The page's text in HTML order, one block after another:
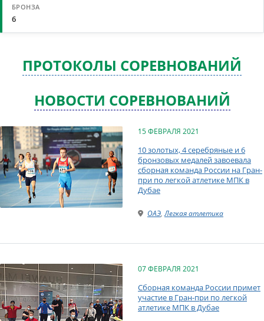
6
ПРОТОКОЛЫ СОРЕВНОВАНИЙ
НОВОСТИ СОРЕВНОВАНИЙ
15 ФЕВРАЛЯ 2021
10 золотых, 4 серебряные и 6
бронзовых медалей завоевала
сборная команда России на Гран-
при по легкой атлетике МПК в
Дубае
ОАЭ,Легкая атлетика
07 ФЕВРАЛЯ 2021
Сборная команда России примет
участие в Гран-при по легкой
атлетике МПК в Дубае